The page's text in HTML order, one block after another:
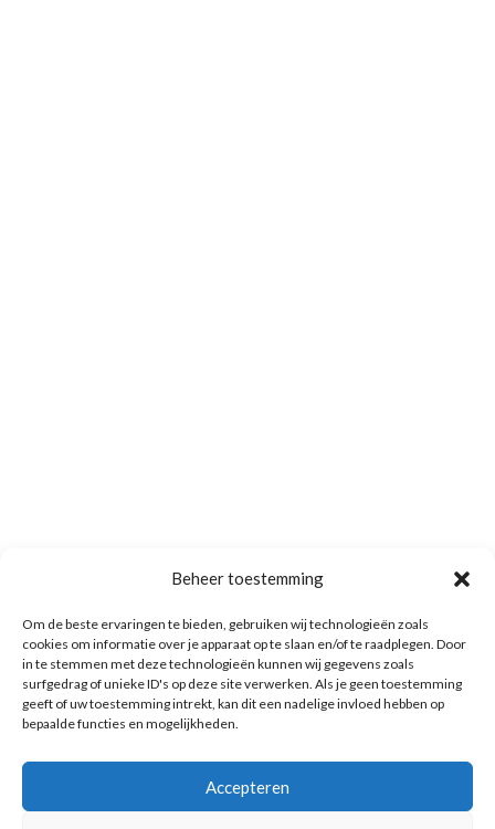
Beheer toestemming
Om de beste ervaringen te bieden, gebruiken wij technologieën zoals
cookies om informatie over je apparaat op te slaan en/of te raadplegen. Door
in te stemmen met deze technologieën kunnen wij gegevens zoals
surfgedrag of unieke ID's op deze site verwerken. Als je geen toestemming
geeft of uw toestemming intrekt, kan dit een nadelige invloed hebben op
bepaalde functies en mogelijkheden.
Accepteren